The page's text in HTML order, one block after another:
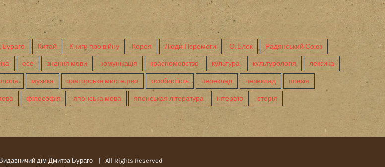
Бураго Китай Книги про війну Корея Люди Перемоги О. Блок Радянський Союз
есе знання мови комунікація красномовство культура культурологія лексика
музика ораторське мистецтво особистість переклад переклад поезія
філософія японська мова японськая література інтерв'ю історія
Видавничий дім Дмитра Бураго | All Rights Reserved